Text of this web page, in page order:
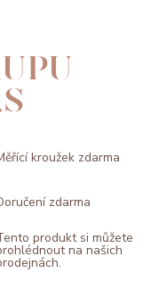
kroužek zdarma
zdarma
produkt si můžete
na našich